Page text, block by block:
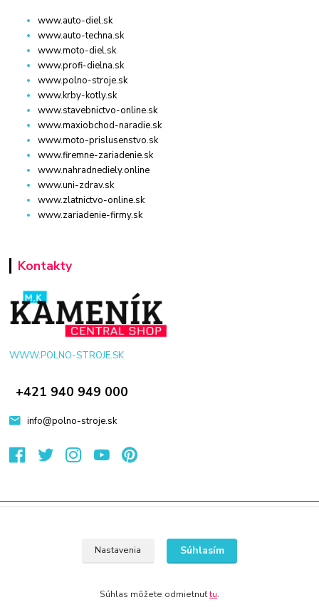
www.auto-diel.sk
www.auto-techna.sk
www.moto-diel.sk
www.profi-dielna.sk
www.polno-stroje.sk
www.krby-kotly.sk
www.stavebnictvo-online.sk
www.maxiobchod-naradie.sk
www.moto-prislusenstvo.sk
www.firemne-zariadenie.sk
www.nahradnediely.online
www.uni-zdrav.sk
www.zlatnictvo-online.sk
www.zariadenie-firmy.sk
Kontakty
WWW.POLNO-STROJE.SK
+421 940 949 000
info@polno-stroje.sk
Eshop-rychlo.sk
Nastavenia
Súhlasím
Súhlas môžete odmietnuťtu.